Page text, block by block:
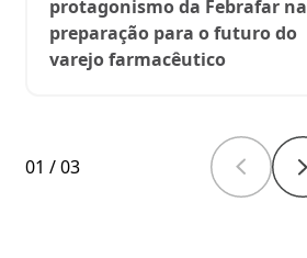
protagonismo da Febrafar na
preparação para o futuro do
varejo farmacêutico
01 /03